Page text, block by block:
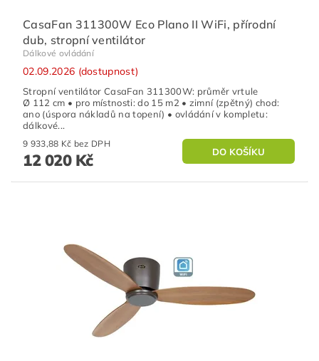
CasaFan 311300W Eco Plano II WiFi, přírodní
dub, stropní ventilátor
Dálkové ovládání
02.09.2026 (dostupnost)
Stropní ventilátor CasaFan 311300W: průměr vrtule
Ø 112 cm • pro místnosti: do 15 m2 • zimní (zpětný) chod:
ano (úspora nákladů na topení) • ovládání v kompletu:
dálkové...
9 933,88 Kč bez DPH
12 020 Kč